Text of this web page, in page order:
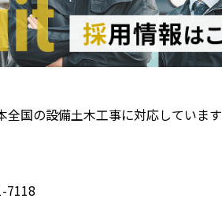
国の設備土木工事に対応しています
7118